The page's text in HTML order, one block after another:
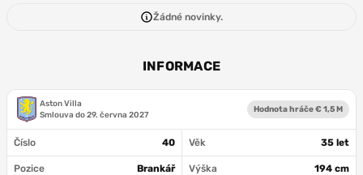
Žádné novinky.
INFORMACE
Aston Villa
Smlouva do29. června 2027
Hodnota hráče € 1,5 M
Číslo 40 Věk 35 let
Pozice Brankář Výška 194 cm